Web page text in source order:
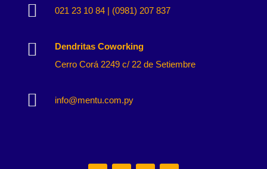
 021 23 10 84 | (0981) 207 837

Dendritas Coworking
Cerro Corá 2249 c/ 22 de Setiembre
 info@mentu.com.py